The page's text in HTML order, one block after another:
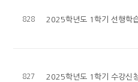
828 2025학년도 1학기 선행학
827 2025학년도 1학기 수강신